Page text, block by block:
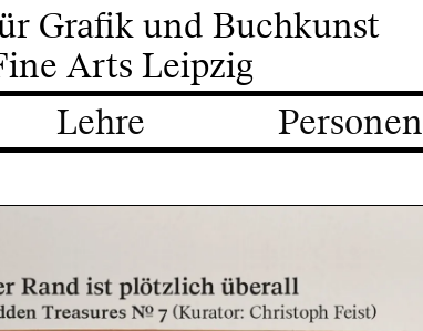
Grafik und Buchkunst
Arts Leipzig
Lehre Personen